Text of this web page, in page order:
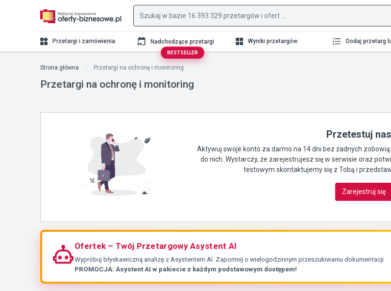
Przetargi i zamówienia Nadchodzące przetargi
BESTSELLER
Wyniki przetargów Dodaj przetarg
Strona główna Przetargi na ochronę i monitoring
Przetargi na ochronę i monitoring
Przetestuj
Aktywuj swoje konto za darmo na 14 dni bez żadnych
do nich. Wystarczy, że zarejestrujesz się w serwisie oraz
testowym skontaktujemy się z Tobą i
Zarejestruj się
Ofertek – Twój Przetargowy Asystent AI
Wypróbuj błyskawiczną analizę z Asystentem AI. Zapomnij o wielogodzinnym przeszukiwaniu dokumentacji.
PROMOCJA: Asystent AI w pakiecie z każdym podstawowym dostępem!